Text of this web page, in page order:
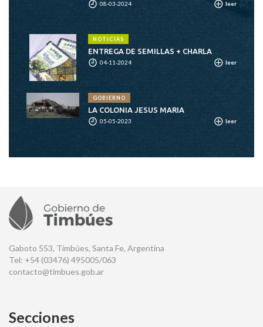
08-03-2024 leer
NOTICIAS
ENTREGA DE SEMILLAS + CHARLA
04-11-2024 leer
GOBIERNO
LA COLONIA JESUS MARIA
05-05-2023 leer
Gaboto 553, Timbúes, Santa Fe, Argentina
Tel: +54 (03476) 495005/063
contacto@timbues.gob.ar
Secciones